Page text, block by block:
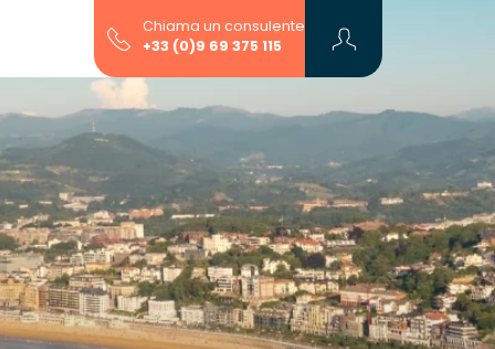
Chiama un consulente
+33 (0)9 69 375 115